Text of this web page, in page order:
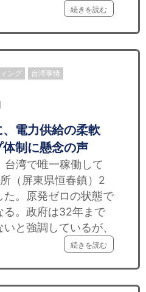
続きを読む
ング
台湾事情
電力供給の柔軟
制に懸念の声
湾で唯一稼働して
（屏東県恒春鎮）2
。原発ゼロの状態で
る。政府は32年まで
と強調しているが、
続きを読む